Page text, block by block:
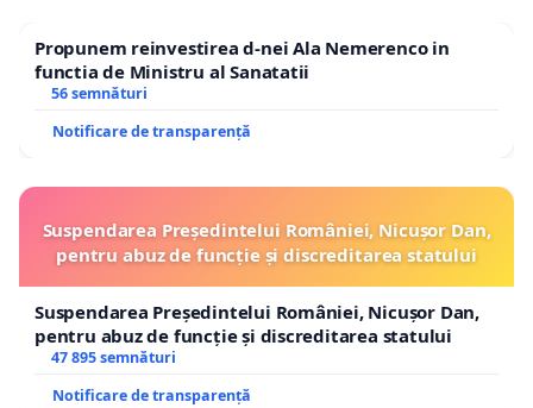
Propunem reinvestirea d-nei Ala Nemerenco in
functia de Ministru al Sanatatii
56 semnături
Notificare de transparență
Suspendarea Președintelui României, Nicușor Dan,
pentru abuz de funcție și discreditarea statului
Suspendarea Președintelui României, Nicușor Dan,
pentru abuz de funcție și discreditarea statului
47 895 semnături
Notificare de transparență